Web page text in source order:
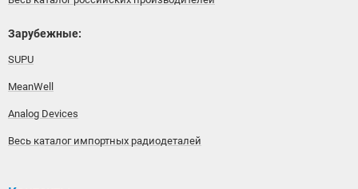
Зарубежные:
SUPU
MeanWell
Analog Devices
Весь каталог импортных радиодеталей